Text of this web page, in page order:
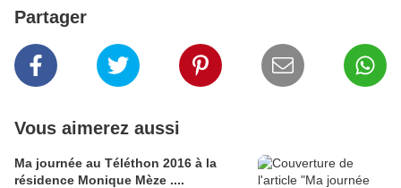
Partager
Vous aimerez aussi
Ma journée au Téléthon 2016 à la
résidence Monique Mèze ....